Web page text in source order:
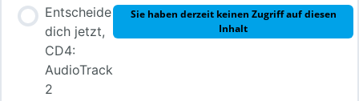
Entscheide
dich jetzt,
CD4:
AudioTrack
2
Sie haben derzeit keinen Zugriff auf diesen
Inhalt